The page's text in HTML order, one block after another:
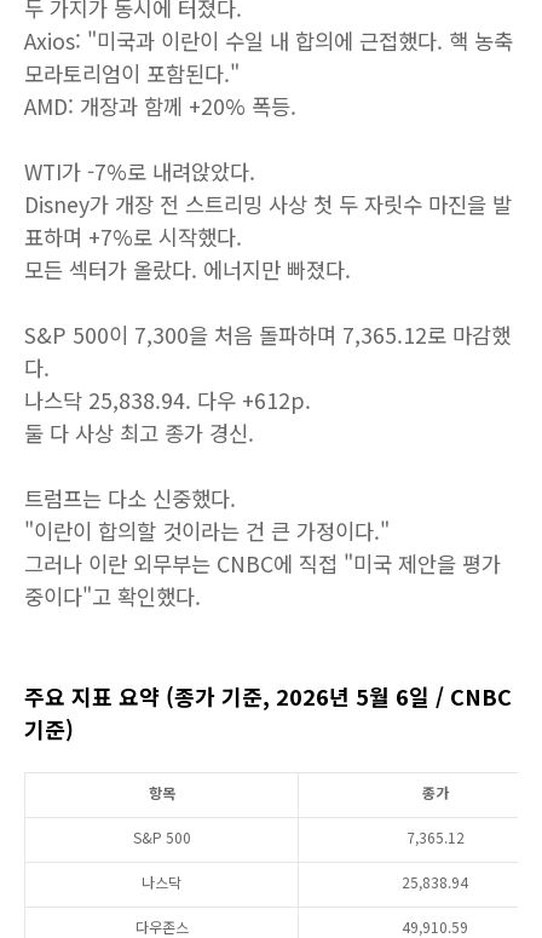
두 가지가 동시에 터졌다.
Axios: "미국과 이란이 수일 내 합의에 근접했다. 핵 농축
모라토리엄이 포함된다."
AMD: 개장과 함께 +20% 폭등.
WTI가 -7%로 내려앉았다.
Disney가 개장 전 스트리밍 사상 첫 두 자릿수 마진을 발
표하며 +7%로 시작했다.
모든 섹터가 올랐다. 에너지만 빠졌다.
S&P 500이 7,300을 처음 돌파하며 7,365.12로 마감했
다.
나스닥 25,838.94. 다우 +612p.
둘 다 사상 최고 종가 경신.
트럼프는 다소 신중했다.
"이란이 합의할 것이라는 건 큰 가정이다."
그러나 이란 외무부는 CNBC에 직접 "미국 제안을 평가
중이다"고 확인했다.
주요 지표 요약 (종가 기준, 2026년 5월 6일 / CNBC
기준)
항목 종가
S&P 500 7,365.12
나스닥 25,838.94
다우존스 49,910.59